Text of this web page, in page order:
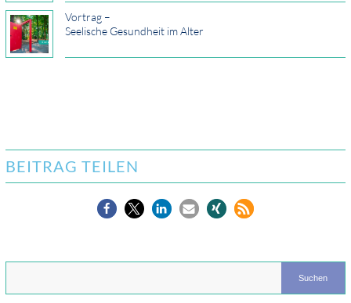
Vortrag –
Seelische Gesundheit im Alter
BEITRAG TEILEN